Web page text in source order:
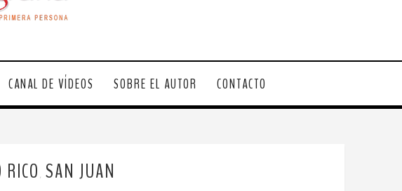
CANAL DE VÍDEOS SOBRE EL AUTOR CONTACTO
SAN JUAN